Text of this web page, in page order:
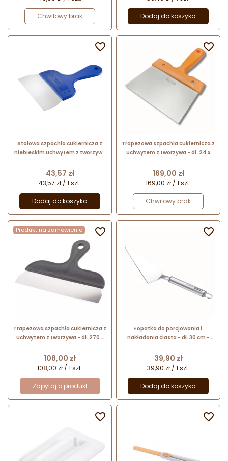
Chwilowy brak Dodaj do koszyka
Stalowa szpachla cukiernicza z
niebieskim uchwytem z tworzywa
68705 Thermohauser
Cena
43,57 zł
43,57 zł / 1 szt.
Dodaj do koszyka

Trapezowa szpachla cukiernicza z
uchwytem z tworzywa - dł. 24 x
Chocolate World
Cena
169,00 zł
169,00 zł / 1 szt.
Chwilowy brak

Produkt na zamówienie
Trapezowa szpachla cukiernicza z
uchwytem z tworzywa - dł. 270 x
Cena
108,00 zł
108,00 zł / 1 szt.
Zapytaj o produkt

Łopatka do porcjowania i
nakładania ciasta - dł. 30 cm -
428292
Cena
39,90 zł
39,90 zł / 1 szt.
Dodaj do koszyka

 